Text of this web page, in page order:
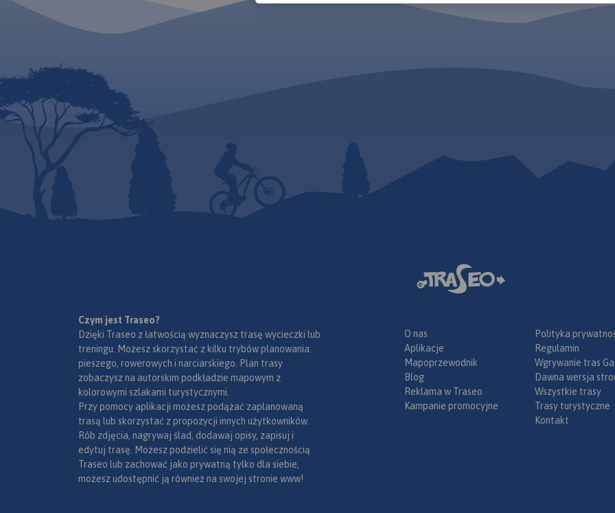
Czym jest Traseo?
Dzięki Traseo z łatwością wyznaczysz trasę wycieczki lub
treningu. Możesz skorzystać z kilku trybów planowania:
pieszego, rowerowych i narciarskiego. Plan trasy
zobaczysz na autorskim podkładzie mapowym z
kolorowymi szlakami turystycznymi.
Przy pomocy aplikacji możesz podążać zaplanowaną
trasą lub skorzystać z propozycji innych użytkowników.
Rób zdjęcia, nagrywaj ślad, dodawaj opisy, zapisuj i
edytuj trasę. Możesz podzielić się nią ze społecznością
Traseo lub zachować jako prywatną tylko dla siebie,
możesz udostępnić ją również na swojej stronie www!
O nas
Aplikacje
Mapoprzewodnik
Blog
Reklama w Traseo
Kampanie promocyjne
Polityka
Regulamin
Wgrywanie tras
Dawna wersja
Wszystkie trasy
Trasy turystyczne
Kontakt